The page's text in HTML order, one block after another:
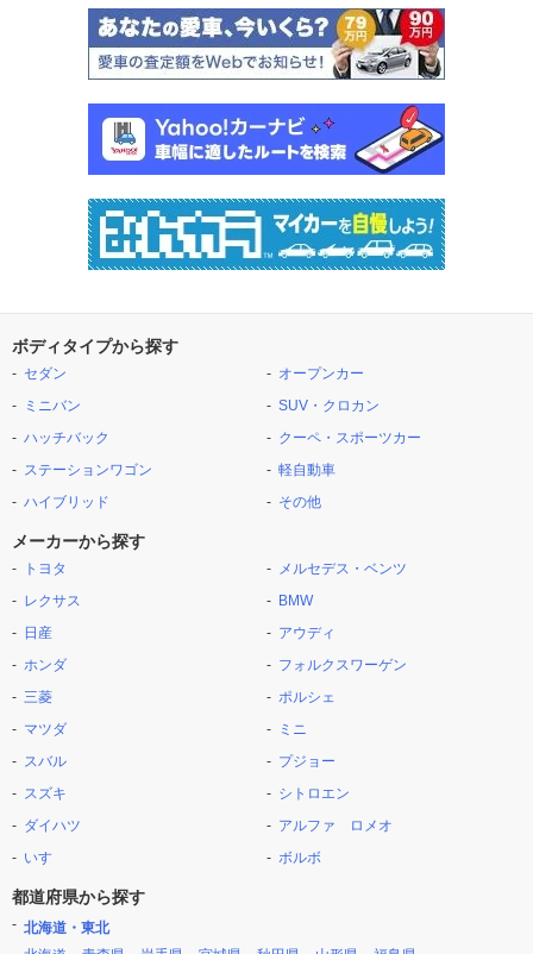
ボディタイプから探す
セダン
ミニバン
ハッチバック
ステーションワゴン
ハイブリッド
オープンカー
SUV・クロカン
クーペ・スポーツカー
軽自動車
その他
メーカーから探す
トヨタ
レクサス
日産
ホンダ
三菱
マツダ
スバル
スズキ
ダイハツ
いすゞ
メルセデス・ベンツ
BMW
アウディ
フォルクスワーゲン
ポルシェ
ミニ
プジョー
シトロエン
アルファ ロメオ
ボルボ
都道府県から探す
北海道・東北